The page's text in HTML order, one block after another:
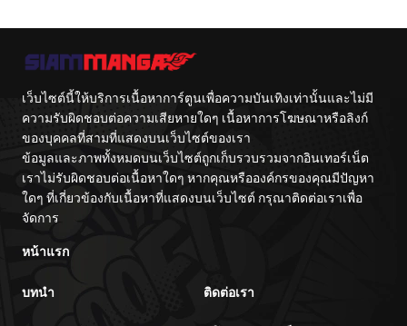
เว็บไซต์นี้ให้บริการเนื้อหาการ์ตูนเพื่อความบันเทิงเท่านั้นและไม่มี
ความรับผิดชอบต่อความเสียหายใดๆ เนื้อหาการโฆษณาหรือลิงก์
ของบุคคลที่สามที่แสดงบนเว็บไซต์ของเรา
ข้อมูลและภาพทั้งหมดบนเว็บไซต์ถูกเก็บรวบรวมจากอินเทอร์เน็ต
เราไม่รับผิดชอบต่อเนื้อหาใดๆ หากคุณหรือองค์กรของคุณมีปัญหา
ใดๆ ที่เกี่ยวข้องกับเนื้อหาที่แสดงบนเว็บไซต์ กรุณาติดต่อเราเพื่อ
จัดการ
หน้าแรก
บทนำ ติดต่อเรา